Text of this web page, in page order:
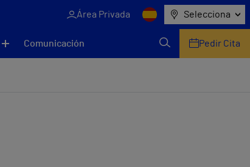
Área Privada Selecciona
Comunicación Pedir Cita